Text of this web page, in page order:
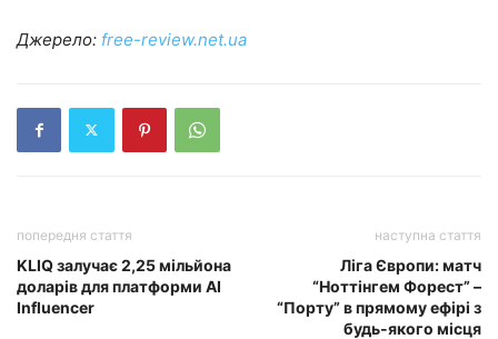
Джерело: free-review.net.ua
попередня стаття
KLIQ залучає 2,25 мільйона
доларів для платформи AI
Influencer
наступна стаття
Ліга Європи: матч
“Ноттінгем Форест” –
“Порту” в прямому ефірі з
будь-якого місця